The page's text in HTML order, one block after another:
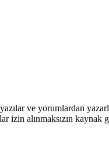
ve yorumlardan
izin alınmaksızın